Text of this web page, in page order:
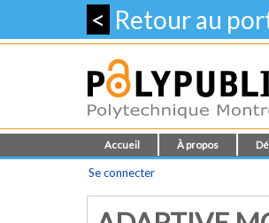
< Retour au
Accueil À propos
Se connecter